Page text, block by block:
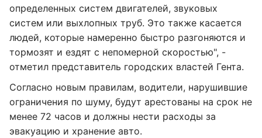
определенных систем двигателей, звуковых
систем или выхлопных труб. Это также касается
людей, которые намеренно быстро разгоняются и
тормозят и ездят с непомерной скоростью", -
отметил представитель городских властей Гента.
Согласно новым правилам, водители, нарушившие
ограничения по шуму, будут арестованы на срок не
менее 72 часов и должны нести расходы за
эвакуацию и хранение авто.